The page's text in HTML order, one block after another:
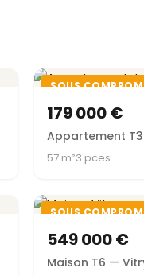
SOUS
179 000 €
Appartement
57 m²3 pces
SOUS
549 000 €
Maison T6 —